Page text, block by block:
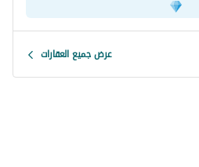
عرض جميع العقارات